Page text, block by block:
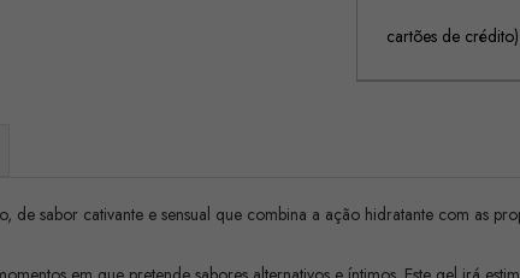
cartões de crédito)
de sabor cativante e sensual que combina a ação hidratante com as